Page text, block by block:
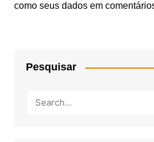
como seus dados em
Pesquisar